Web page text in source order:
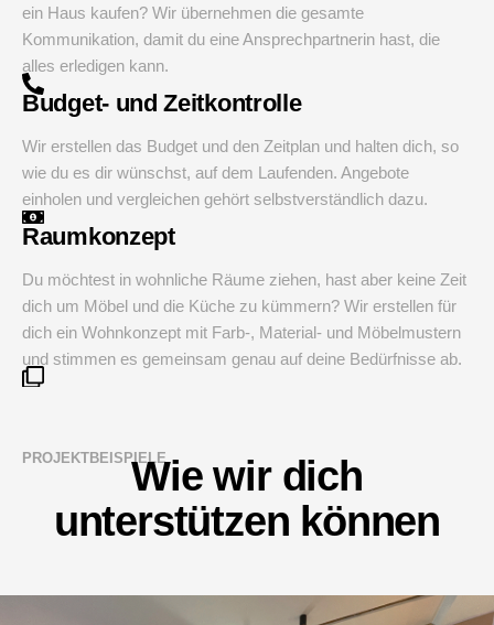
ein Haus kaufen? Wir übernehmen die gesamte
Kommunikation, damit du eine Ansprechpartnerin hast, die
alles erledigen kann.
Budget- und Zeitkontrolle
Wir erstellen das Budget und den Zeitplan und halten dich, so
wie du es dir wünschst, auf dem Laufenden. Angebote
einholen und vergleichen gehört selbstverständlich dazu.
Raumkonzept
Du möchtest in wohnliche Räume ziehen, hast aber keine Zeit
dich um Möbel und die Küche zu kümmern? Wir erstellen für
dich ein Wohnkonzept mit Farb-, Material- und Möbelmustern
und stimmen es gemeinsam genau auf deine Bedürfnisse ab.
PROJEKTBEISPIELEWie wir dich
unterstützen können